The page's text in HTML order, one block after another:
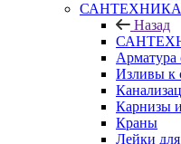
САНТЕХНИКА
Назад
Арматура
Изливы к
Карнизы
Краны
Лейки